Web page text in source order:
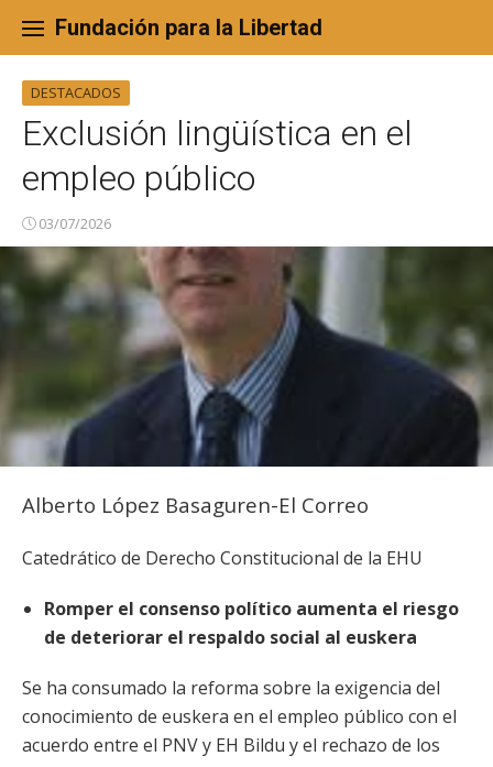
content
Fundación para la Libertad
DESTACADOS
Exclusión lingüística en el
empleo público
03/07/2026
Alberto López Basaguren-El Correo
Catedrático de Derecho Constitucional de la EHU
Romper el consenso político aumenta el riesgo
de deteriorar el respaldo social al euskera
Se ha consumado la reforma sobre la exigencia del
conocimiento de euskera en el empleo público con el
acuerdo entre el PNV y EH Bildu y el rechazo de los